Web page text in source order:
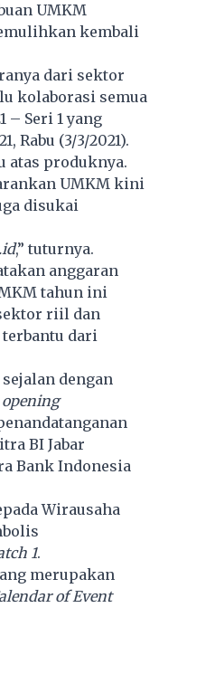
UMKM
kembali
dari sektor
kolaborasi semua
– Seri 1 yang
Rabu (3/3/2021).
atas produknya.
UMKM kini
disukai
,” tuturnya.
anggaran
tahun ini
riil dan
dari
dengan
opening
BI Jabar
Bank Indonesia
Wirausaha
1.
merupakan
of Event